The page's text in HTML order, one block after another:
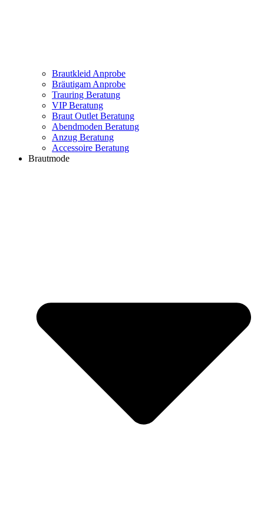
Brautkleid Anprobe
Bräutigam Anprobe
Trauring Beratung
VIP Beratung
Braut Outlet Beratung
Abendmoden Beratung
Anzug Beratung
Accessoire Beratung
Brautmode